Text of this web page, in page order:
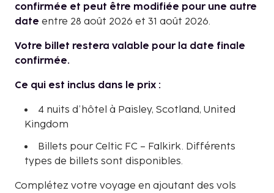
confirmée et peut être modifiée pour une autre
date entre 28 août 2026 et 31 août 2026.
Votre billet restera valable pour la date finale
confirmée.
Ce qui est inclus dans le prix :
4 nuits d’hôtel à Paisley, Scotland, United
Kingdom
Billets pour Celtic FC – Falkirk. Différents
types de billets sont disponibles.
Complétez votre voyage en ajoutant des vols